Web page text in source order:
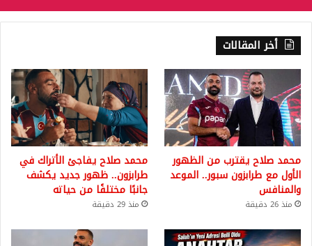
أخر المقالات
محمد صلاح يقترب من الظهور
الأول مع طرابزون سبور.. الموعد
والمنافس
منذ 26 دقيقة
محمد صلاح يفاجئ الأتراك في
طرابزون.. ظهور جديد يكشف
جانبًا مختلفًا من حياته
منذ 29 دقيقة